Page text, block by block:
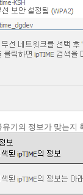
유기의 정보가 맞는지